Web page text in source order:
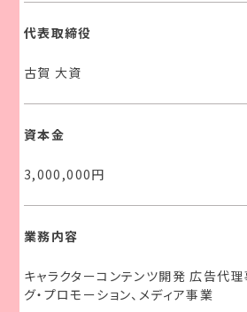
代表取締役
古賀 大資
資本金
3,000,000円
業務内容
キャラクターコンテンツ開発 広告代理
グ・プロモーション、メディア事業